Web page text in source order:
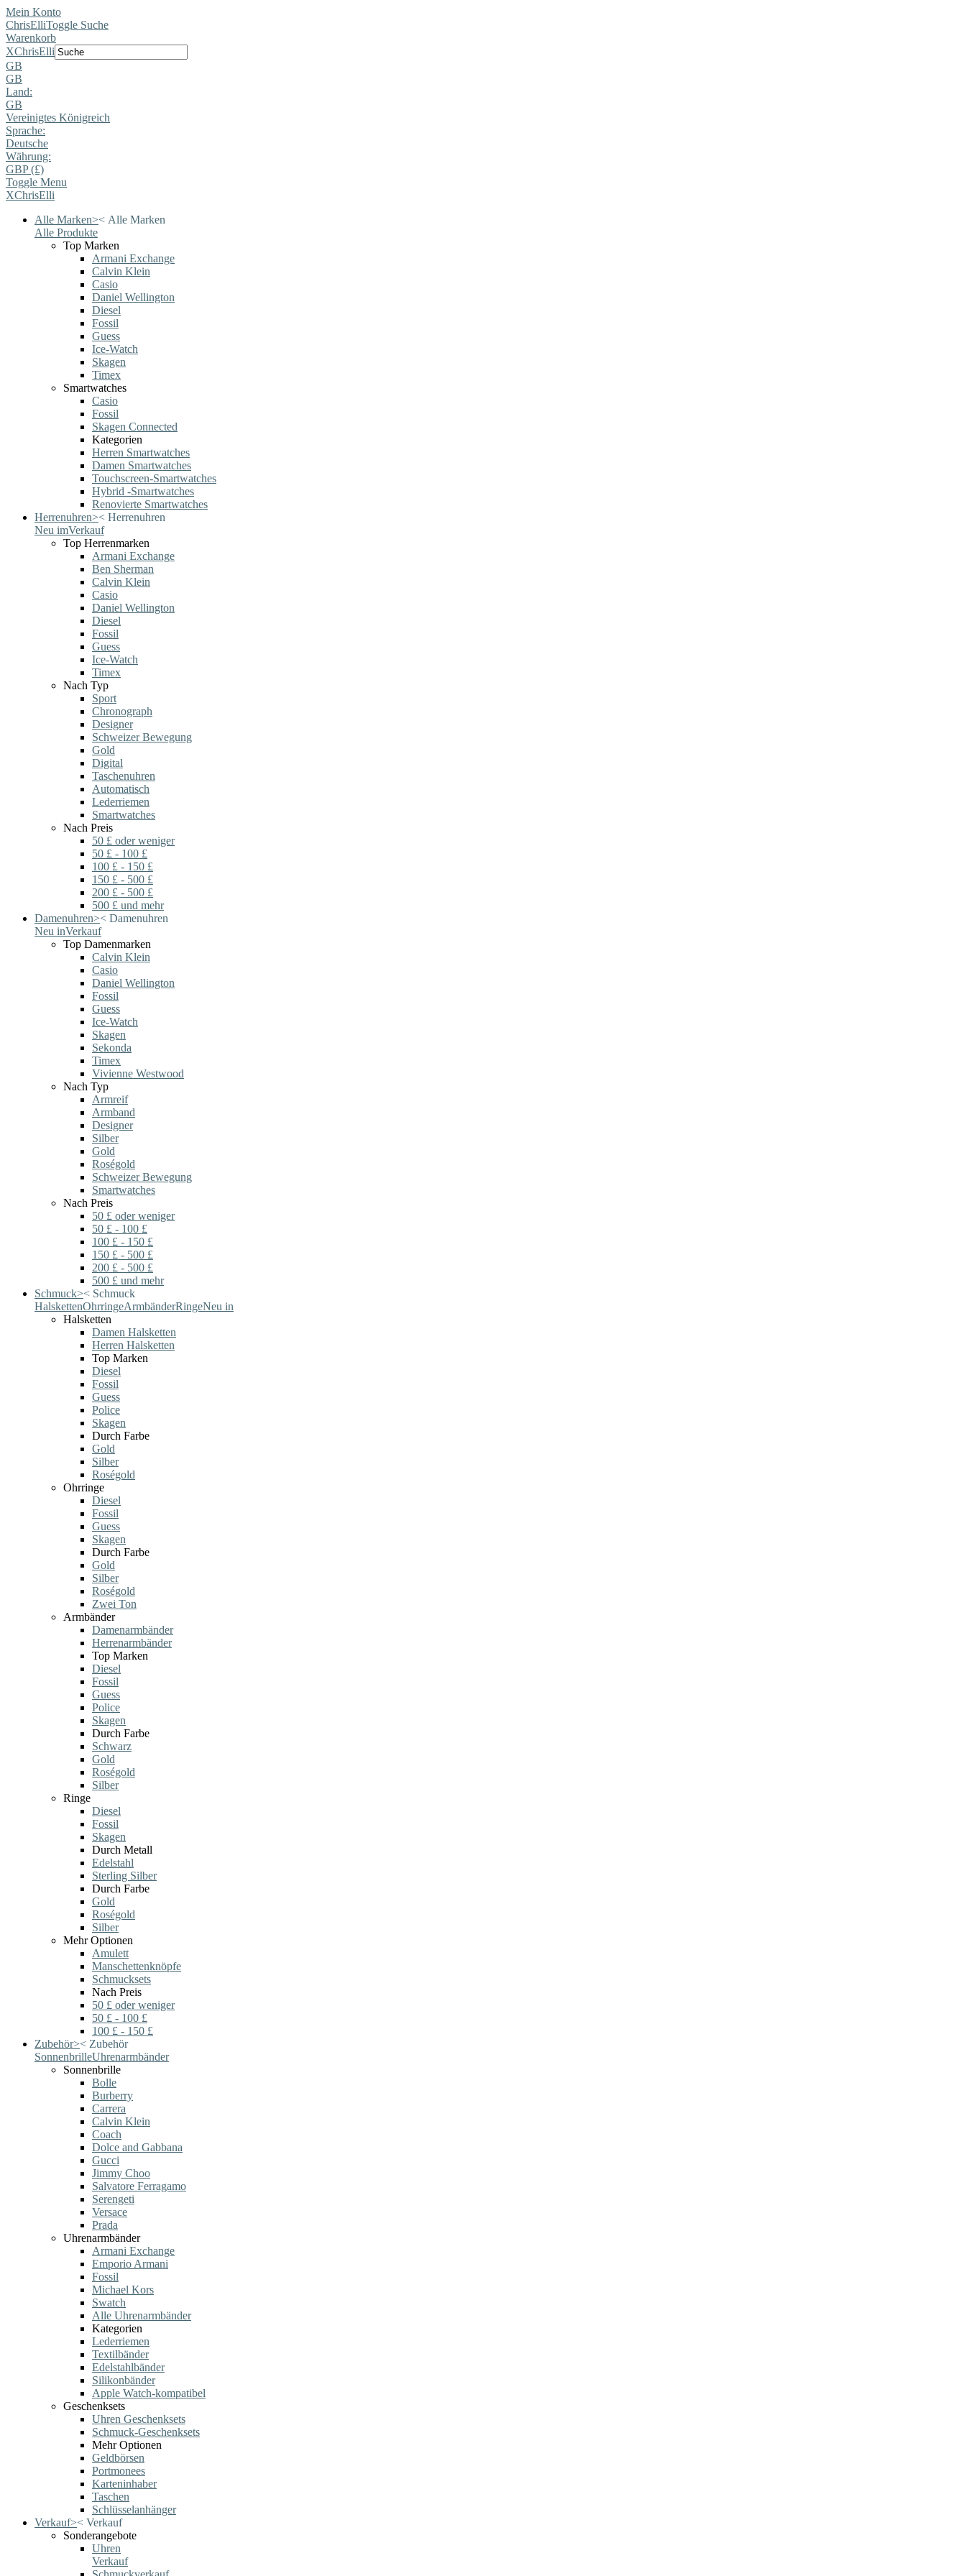
Mein Konto
ChrisElliToggle Suche
Warenkorb
XChrisElli
GB
GB
Land:
GB
Vereinigtes Königreich
Sprache:
Deutsche
Währung:
GBP (£)
Toggle Menu
XChrisElli
Alle Marken>< Alle Marken
Alle Produkte
Top Marken
Armani Exchange
Calvin Klein
Casio
Daniel Wellington
Diesel
Fossil
Guess
Ice-Watch
Skagen
Timex
Smartwatches
Casio
Fossil
Skagen Connected
Kategorien
Herren Smartwatches
Damen Smartwatches
Touchscreen-Smartwatches
Hybrid -Smartwatches
Renovierte Smartwatches
Herrenuhren>< Herrenuhren
Neu imVerkauf
Top Herrenmarken
Armani Exchange
Ben Sherman
Calvin Klein
Casio
Daniel Wellington
Diesel
Fossil
Guess
Ice-Watch
Timex
Nach Typ
Sport
Chronograph
Designer
Schweizer Bewegung
Gold
Digital
Taschenuhren
Automatisch
Lederriemen
Smartwatches
Nach Preis
50 £ oder weniger
50 £ - 100 £
100 £ - 150 £
150 £ - 500 £
200 £ - 500 £
500 £ und mehr
Damenuhren>< Damenuhren
Neu inVerkauf
Top Damenmarken
Calvin Klein
Casio
Daniel Wellington
Fossil
Guess
Ice-Watch
Skagen
Sekonda
Timex
Vivienne Westwood
Nach Typ
Armreif
Armband
Designer
Silber
Gold
Roségold
Schweizer Bewegung
Smartwatches
Nach Preis
50 £ oder weniger
50 £ - 100 £
100 £ - 150 £
150 £ - 500 £
200 £ - 500 £
500 £ und mehr
Schmuck>< Schmuck
HalskettenOhrringeArmbänderRingeNeu in
Halsketten
Damen Halsketten
Herren Halsketten
Top Marken
Diesel
Fossil
Guess
Police
Skagen
Durch Farbe
Gold
Silber
Roségold
Ohrringe
Diesel
Fossil
Guess
Skagen
Durch Farbe
Gold
Silber
Roségold
Zwei Ton
Armbänder
Damenarmbänder
Herrenarmbänder
Top Marken
Diesel
Fossil
Guess
Police
Skagen
Durch Farbe
Schwarz
Gold
Roségold
Silber
Ringe
Diesel
Fossil
Skagen
Durch Metall
Edelstahl
Sterling Silber
Durch Farbe
Gold
Roségold
Silber
Mehr Optionen
Amulett
Manschettenknöpfe
Schmucksets
Nach Preis
50 £ oder weniger
50 £ - 100 £
100 £ - 150 £
Zubehör>< Zubehör
SonnenbrilleUhrenarmbänder
Sonnenbrille
Bolle
Burberry
Carrera
Calvin Klein
Coach
Dolce and Gabbana
Gucci
Jimmy Choo
Salvatore Ferragamo
Serengeti
Versace
Prada
Uhrenarmbänder
Armani Exchange
Emporio Armani
Fossil
Michael Kors
Swatch
Alle Uhrenarmbänder
Kategorien
Lederriemen
Textilbänder
Edelstahlbänder
Silikonbänder
Apple Watch-kompatibel
Geschenksets
Uhren Geschenksets
Schmuck-Geschenksets
Mehr Optionen
Geldbörsen
Portmonees
Karteninhaber
Taschen
Schlüsselanhänger
Verkauf>< Verkauf
Sonderangebote
Uhren
Verkauf